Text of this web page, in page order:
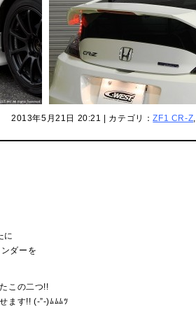
2013年5月21日 20:21 | カテゴリ：ZF1 CR-Z,
に
ダーを
この二つ!!
ます!! (-”-)ﾑﾑﾑﾂ